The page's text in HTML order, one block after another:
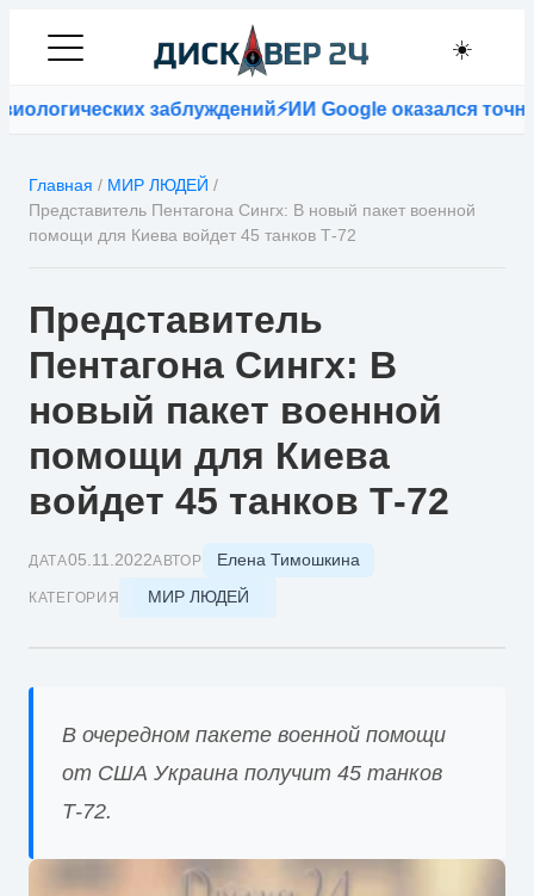
☀️
заблуждений⚡ИИ Google оказался точнее
Главная / МИР ЛЮДЕЙ /
Представитель Пентагона Сингх: В новый пакет военной
помощи для Киева войдет 45 танков Т-72
Представитель
Пентагона Сингх: В
новый пакет военной
помощи для Киева
войдет 45 танков Т-72
ДАТА05.11.2022АВТОР Елена Тимошкина
КАТЕГОРИЯ МИР ЛЮДЕЙ
В очередном пакете военной помощи
от США Украина получит 45 танков
Т-72.